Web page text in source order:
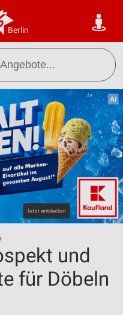
Berlin
und
für Döbeln